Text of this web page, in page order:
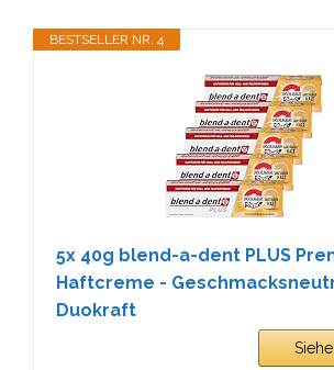
BESTSELLER NR. 4
5x 40g blend-a-dent PLUS
Haftcreme -
Duokraft